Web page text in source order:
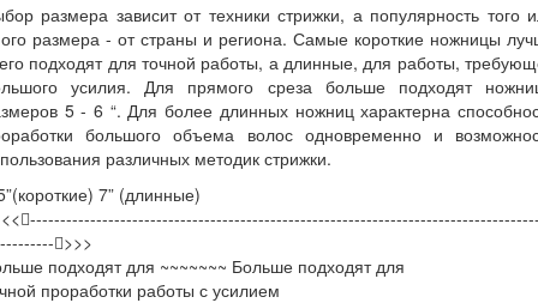
размера зависит от техники стрижки, а популярность того
размера - от страны и региона. Самые короткие ножницы
подходят для точной работы, а длинные, для работы,
усилия. Для прямого среза больше подходят
5 - 6 “. Для более длинных ножниц характерна
большого объема волос одновременно и
различных методик стрижки.
7” (длинные)
>>>
подходят для ~~~~~~~ Больше подходят для
проработки работы с усилием